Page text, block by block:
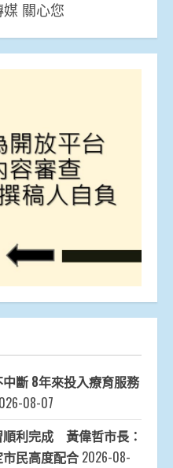
關心您
斷 8年來投入療育服務
08-07
利完成 黃偉哲市長：
民高度配合 2026-08-